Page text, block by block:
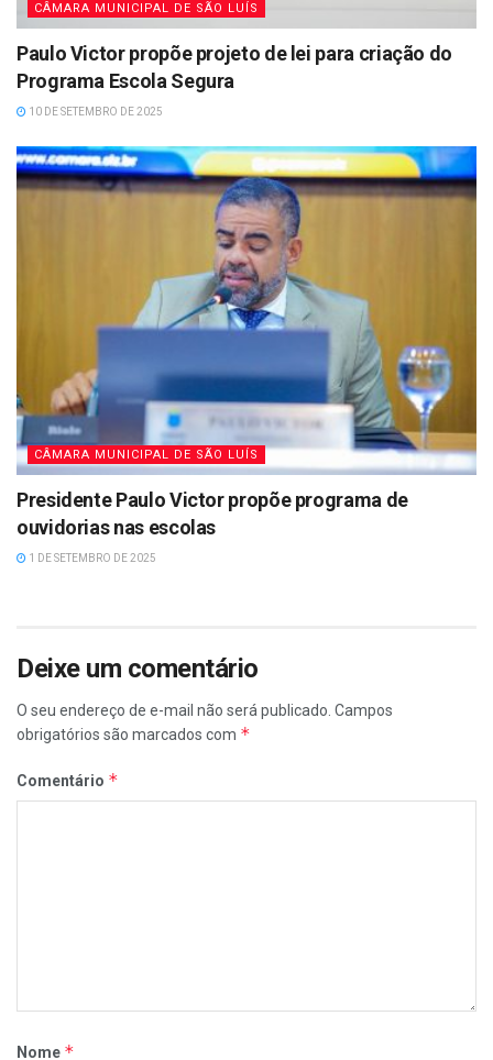
CÂMARA MUNICIPAL DE SÃO LUÍS
Paulo Victor propõe projeto de lei para criação do
Programa Escola Segura
10 DE SETEMBRO DE 2025
CÂMARA MUNICIPAL DE SÃO LUÍS
Presidente Paulo Victor propõe programa de
ouvidorias nas escolas
1 DE SETEMBRO DE 2025
Deixe um comentário
O seu endereço de e-mail não será publicado. Campos
obrigatórios são marcados com *
Comentário *
Nome *